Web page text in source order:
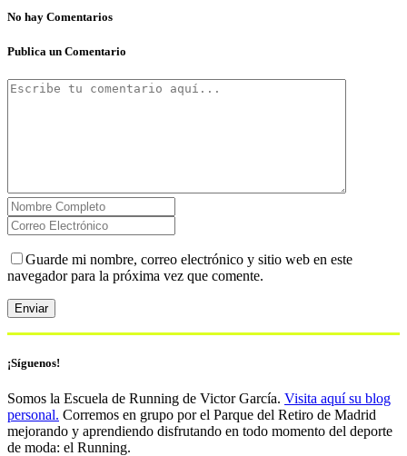
No hay Comentarios
Publica un Comentario
Guarde mi nombre, correo electrónico y sitio web en este
navegador para la próxima vez que comente.
¡Síguenos!
Somos la Escuela de Running de Victor García. Visita aquí su blog
personal. Corremos en grupo por el Parque del Retiro de Madrid
mejorando y aprendiendo disfrutando en todo momento del deporte
de moda: el Running.